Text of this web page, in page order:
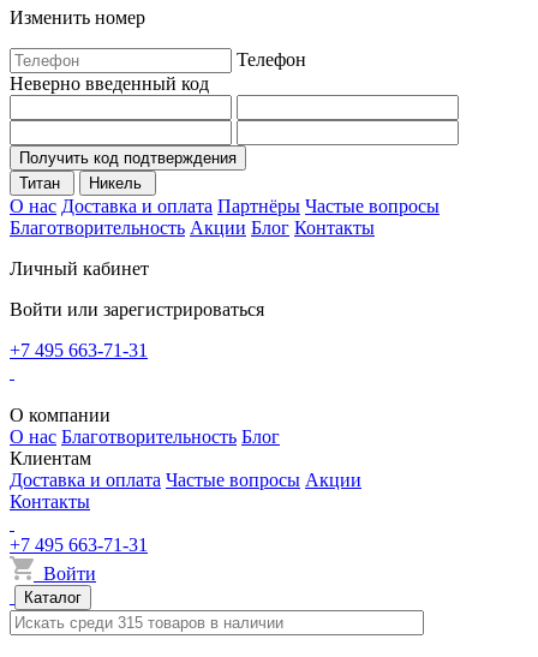
Изменить номер
Телефон
Неверно введенный код
Получить код подтверждения
Титан
Никель
О нас Доставка и оплата Партнёры Частые вопросы
Благотворительность Акции Блог Контакты
Личный кабинет
Войти или зарегистрироваться
+7 495 663-71-31
О компании
О нас Благотворительность Блог
Клиентам
Доставка и оплата Частые вопросы Акции
Контакты
+7 495 663-71-31
Войти
Каталог